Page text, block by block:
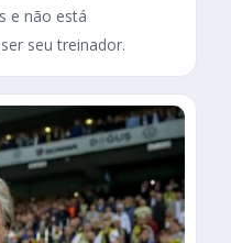
e não está
seu treinador.